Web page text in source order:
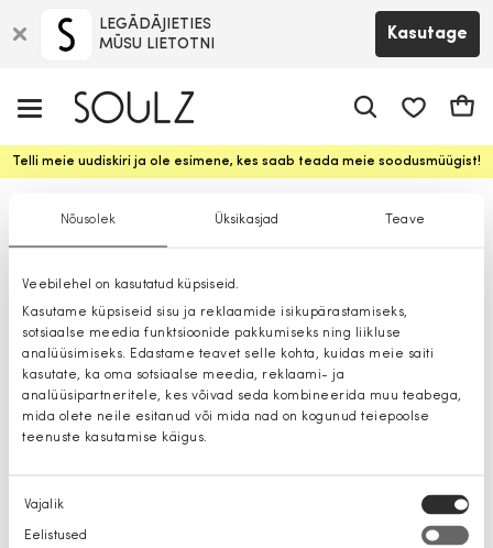
Nõusolek Üksikasjad Teave
Veebilehel on kasutatud küpsiseid.
Kasutame küpsiseid sisu ja reklaamide isikupärastamiseks,
sotsiaalse meedia funktsioonide pakkumiseks ning liikluse
analüüsimiseks. Edastame teavet selle kohta, kuidas meie saiti
kasutate, ka oma sotsiaalse meedia, reklaami- ja
analüüsipartneritele, kes võivad seda kombineerida muu teabega,
mida olete neile esitanud või mida nad on kogunud teiepoolse
teenuste kasutamise käigus.
Nõusoleku
valik
Vajalik
Eelistused
LEGĀDĀJIETIES
MŪSU LIETOTNI
Kasutage
Telli meie uudiskiri ja ole esimene, kes saab teada meie soodusmüügist!
Saapad